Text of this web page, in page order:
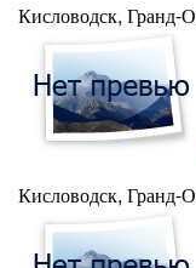
Кисловодск, Гранд-
Кисловодск, Гранд-